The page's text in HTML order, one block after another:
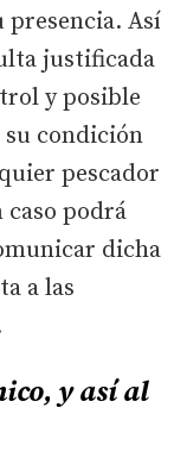
Así
justificada
y posible
su condición
pescador
podrá
dicha
a las
y así al